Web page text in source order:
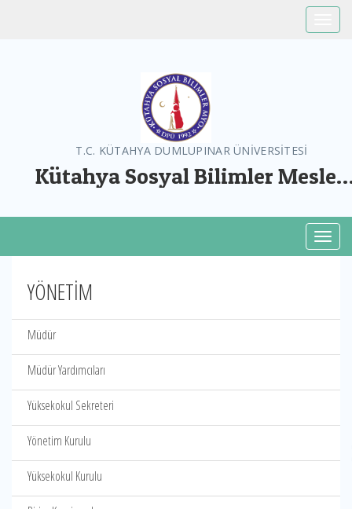
T.C. KÜTAHYA DUMLUPINAR ÜNİVERSİTESİ
Kütahya Sosyal Bilimler Meslek
YÖNETİM
Müdür
Müdür Yardımcıları
Yüksekokul Sekreteri
Yönetim Kurulu
Yüksekokul Kurulu